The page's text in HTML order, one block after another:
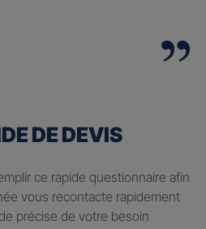
DE DEVIS
ce rapide questionnaire afin
vous recontacte rapidement
précise de votre besoin